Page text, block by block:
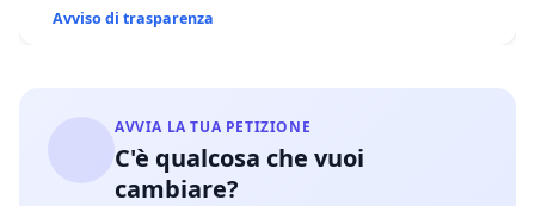
Avviso di trasparenza
AVVIA LA TUA PETIZIONE
C'è qualcosa che vuoi
cambiare?